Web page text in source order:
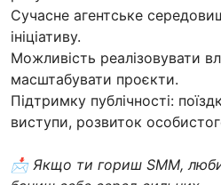
Сучасне агентське
ініціативу.
Можливість реалізовувати
масштабувати проєкти.
Підтримку публічності:
виступи, розвиток
📩 Якщо ти гориш SMM,